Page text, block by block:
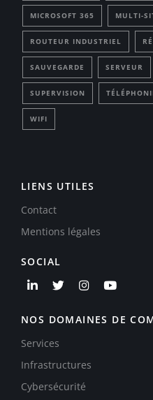
MICROSOFT 365 MULTI-
ROUTEUR INDUSTRIEL
SAUVEGARDE SERVEUR
SUPERVISION
WIFI
LIENS UTILES
Contact
Mentions légales
SOCIAL
NOS DOMAINES DE
Services
Infrastructures
Cybersécurité